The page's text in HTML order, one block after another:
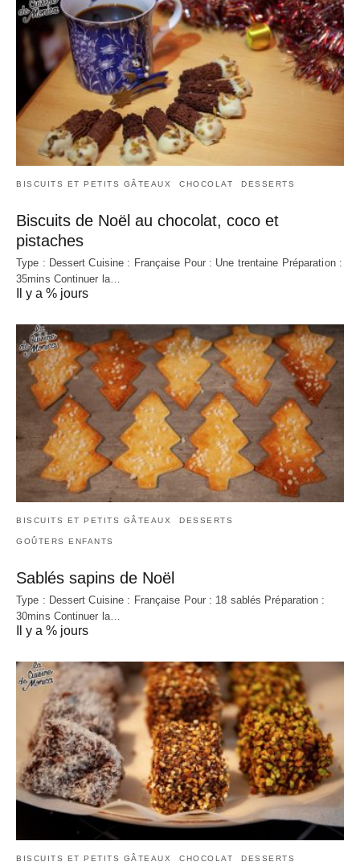
BISCUITS ET PETITS GÂTEAUX CHOCOLAT DESSERTS
Biscuits de Noël au chocolat, coco et
pistaches
Type : Dessert Cuisine : Française Pour : Une trentaine Préparation :
35mins Continuer la…
Il y a % jours
BISCUITS ET PETITS GÂTEAUX DESSERTS
GOÛTERS ENFANTS
Sablés sapins de Noël
Type : Dessert Cuisine : Française Pour : 18 sablés Préparation :
30mins Continuer la…
Il y a % jours
BISCUITS ET PETITS GÂTEAUX CHOCOLAT DESSERTS